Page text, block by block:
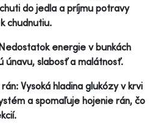
do jedla a príjmu potravy
chudnutiu.
energie v bunkách
únavu, slabosť a malátnosť.
Vysoká hladina glukózy v krvi
a spomaľuje hojenie rán, čo